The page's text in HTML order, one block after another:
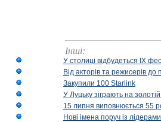
Інші:
У столиці відбудеться IX
Від акторів та режисерів до
Закупили 100 Starlink
У Луцьку зіграють на
15 липня виповнюється 55
Нові імена поруч із